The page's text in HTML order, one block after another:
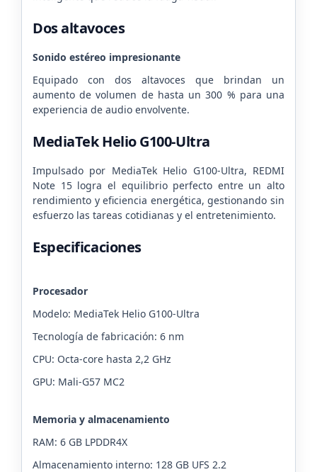
Dos altavoces
Sonido estéreo impresionante
Equipado con dos altavoces que brindan un
aumento de volumen de hasta un 300 % para una
experiencia de audio envolvente.
MediaTek Helio G100-Ultra
Impulsado por MediaTek Helio G100-Ultra, REDMI
Note 15 logra el equilibrio perfecto entre un alto
rendimiento y eficiencia energética, gestionando sin
esfuerzo las tareas cotidianas y el entretenimiento.
Especificaciones
Procesador
Modelo: MediaTek Helio G100-Ultra
Tecnología de fabricación: 6 nm
CPU: Octa-core hasta 2,2 GHz
GPU: Mali-G57 MC2
Memoria y almacenamiento
RAM: 6 GB LPDDR4X
Almacenamiento interno: 128 GB UFS 2.2